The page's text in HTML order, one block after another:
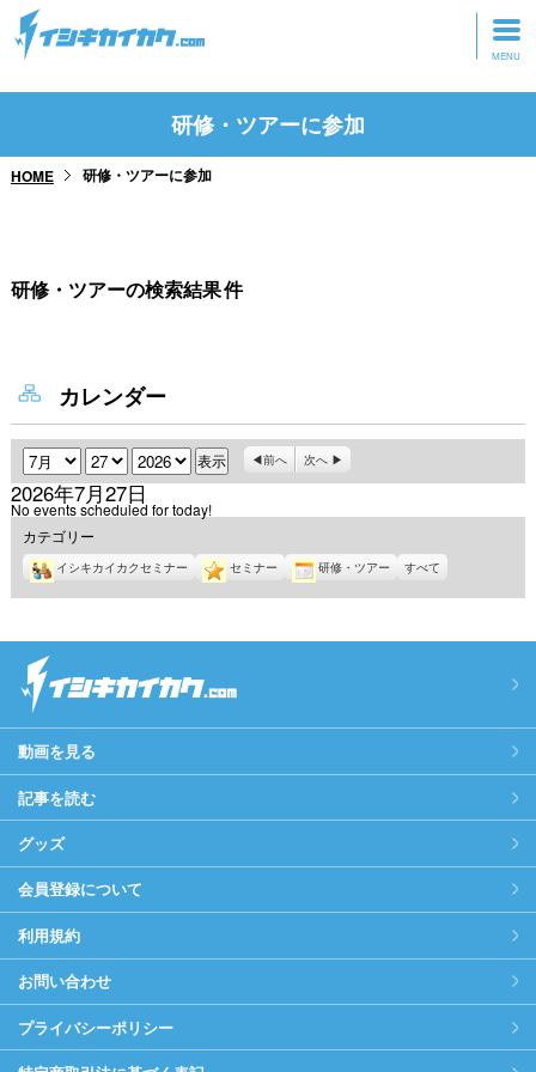
トップページ
研修・ツアーに参加
研修・ツアーに参加
HOME 研修・ツアーに参加
研修・ツアーの検索結果件
カレンダー
月 日 年 前へ 次へ
2026年7月27日
No events scheduled for today!
カテゴリー
イシキカイカクセミナー セミナー 研修・ツアー すべて
動画を見る
記事を読む
グッズ
会員登録について
利用規約
お問い合わせ
プライバシーポリシー